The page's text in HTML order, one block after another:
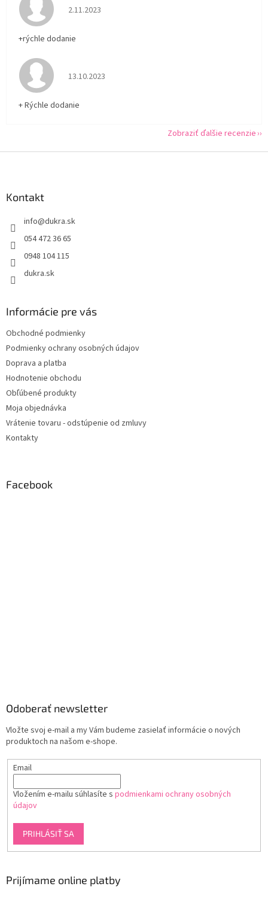
Hodnotenie obchodu je 5 z 5 hviezdičiek.
2.11.2023
+rýchle dodanie
Hodnotenie obchodu je 5 z 5 hviezdičiek.
13.10.2023
+ Rýchle dodanie
Zobraziť ďalšie recenzie
Kontakt
info@dukra.sk
054 472 36 65
0948 104 115
dukra.sk
Informácie pre vás
Obchodné podmienky
Podmienky ochrany osobných údajov
Doprava a platba
Hodnotenie obchodu
Obľúbené produkty
Moja objednávka
Vrátenie tovaru - odstúpenie od zmluvy
Kontakty
Facebook
Odoberať newsletter
Vložte svoj e-mail a my Vám budeme zasielať informácie o nových
produktoch na našom e-shope.
Email
Vložením e-mailu súhlasíte s podmienkami ochrany osobných
údajov
PRIHLÁSIŤ SA
Prijímame online platby